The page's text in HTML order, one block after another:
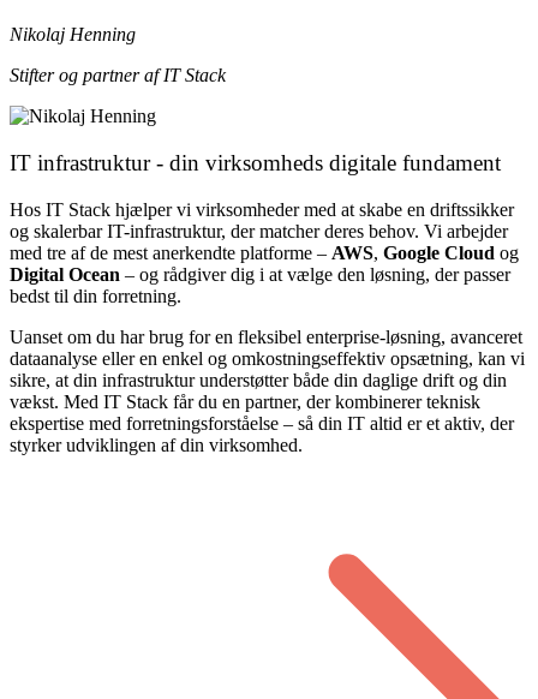
Nikolaj Henning
Stifter og partner af IT Stack
IT infrastruktur - din virksomheds digitale fundament
Hos IT Stack hjælper vi virksomheder med at skabe en driftssikker
og skalerbar IT-infrastruktur, der matcher deres behov. Vi arbejder
med tre af de mest anerkendte platforme – AWS, Google Cloud og
Digital Ocean – og rådgiver dig i at vælge den løsning, der passer
bedst til din forretning.
Uanset om du har brug for en fleksibel enterprise-løsning, avanceret
dataanalyse eller en enkel og omkostningseffektiv opsætning, kan vi
sikre, at din infrastruktur understøtter både din daglige drift og din
vækst. Med IT Stack får du en partner, der kombinerer teknisk
ekspertise med forretningsforståelse – så din IT altid er et aktiv, der
styrker udviklingen af din virksomhed.